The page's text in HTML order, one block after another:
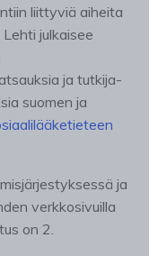
liittyviä aiheita
julkaisee
ja tutkija-
suomen ja
ja
verkkosivuilla
on 2.